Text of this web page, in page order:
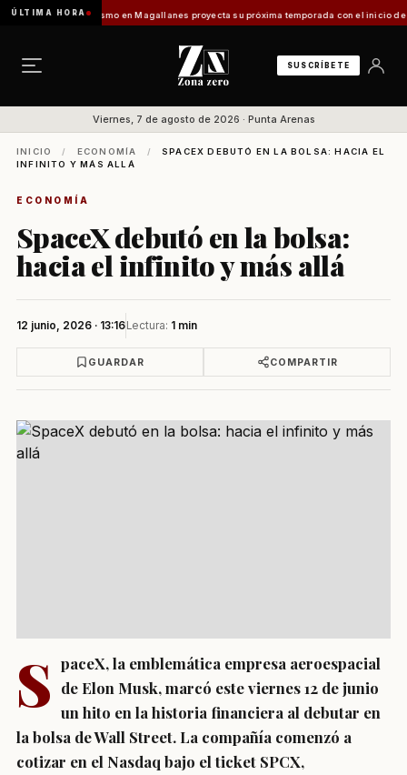
ÚLTIMA HORA
Vladilo] Turismo en Magallanes proyecta su próxima temporada con el inicio de
SUSCRÍBETE
Viernes, 7 de agosto de 2026 · Punta Arenas
INICIO / ECONOMÍA /
SPACEX DEBUTÓ EN LA BOLSA: HACIA EL
INFINITO Y MÁS ALLÁ
ECONOMÍA
SpaceX debutó en la bolsa:
hacia el infinito y más allá
12 junio, 2026 · 13:16Lectura: 1 min
GUARDAR COMPARTIR
S paceX, la emblemática empresa aeroespacial
de Elon Musk, marcó este viernes 12 de junio
un hito en la historia financiera al debutar en
la bolsa de Wall Street. La compañía comenzó a
cotizar en el Nasdaq bajo el ticket SPCX,